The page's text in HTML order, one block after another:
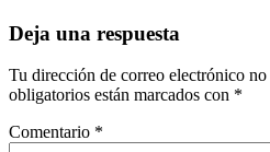
Deja una respuesta
Tu dirección de correo electrónico no
obligatorios están marcados con *
Comentario *